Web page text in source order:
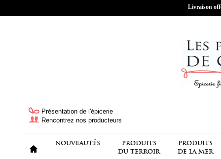
Livraison
Présentation de l'épicerie
Rencontrez nos producteurs
NOUVEAUTÉS
PRODUITS
DU TERROIR
PRODUITS
DE LA MER